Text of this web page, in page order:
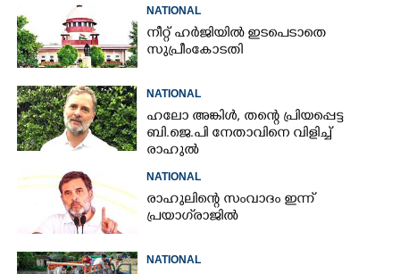
NATIONAL
നീറ്റ് ഹർജിയിൽ ഇടപെടാതെ
സുപ്രീംകോടതി
NATIONAL
ഹലോ അങ്കിൾ,​ തന്റെ പ്രിയപ്പെട്ട
ബി.ജെ.പി നേതാവിനെ വിളിച്ച്
രാഹുൽ
NATIONAL
രാഹുലിന്റെ സംവാദം ഇന്ന്
പ്രയാഗ്‌രാജിൽ
NATIONAL